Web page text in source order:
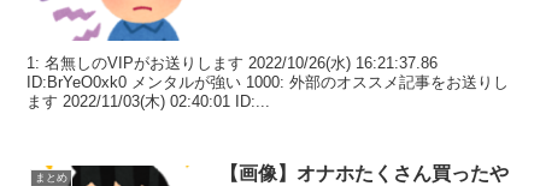
1: 名無しのVIPがお送りします 2022/10/26(水) 16:21:37.86
ID:BrYeO0xk0 メンタルが強い 1000: 外部のオススメ記事をお送りし
ます 2022/11/03(木) 02:40:01 ID:...
まとめ
【画像】オナホたくさん買ったや